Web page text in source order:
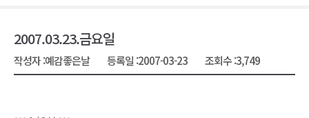
2007.03.23.금요일
작성자 :예감좋은날 등록일 :2007-03-23 조회수 :3,749